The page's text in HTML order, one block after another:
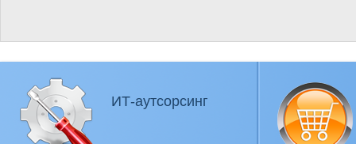
ИТ-аутсорсинг